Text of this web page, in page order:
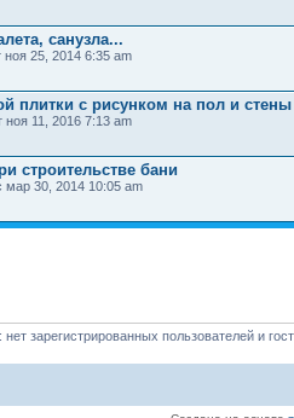
санузла...
ноя 25, 2014 6:35 am
плитки с рисунком на пол и стены
ноя 11, 2016 7:13 am
строительстве бани
мар 30, 2014 10:05 am
зарегистрированных пользователей и